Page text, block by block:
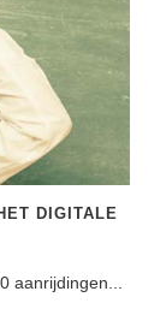
DIGITALE
aanrijdingen...